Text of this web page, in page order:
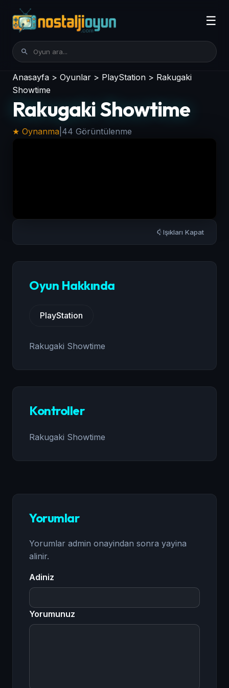
☰
Anasayfa > Oyunlar > PlayStation > Rakugaki
Showtime
Rakugaki Showtime
★ Oynanma 44 Görüntülenme
Işıkları Kapat
Oyun Hakkında
PlayStation
Rakugaki Showtime
Kontroller
Rakugaki Showtime
Yorumlar
Yorumlar admin onayindan sonra yayina
alinir.
Adiniz
Yorumunuz